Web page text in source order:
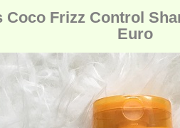
Coco Frizz Control
Euro